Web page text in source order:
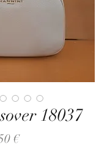
18037
€Τιμή